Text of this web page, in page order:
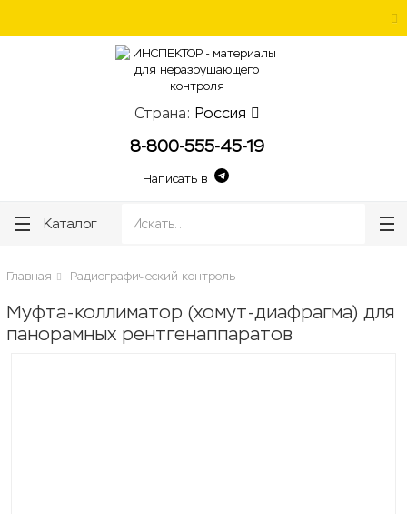
Страна: Россия
8-800-555-45-19
Написать в
Каталог
Главная Радиографический контроль
Муфта-коллиматор (хомут-диафрагма) для
панорамных рентгенаппаратов